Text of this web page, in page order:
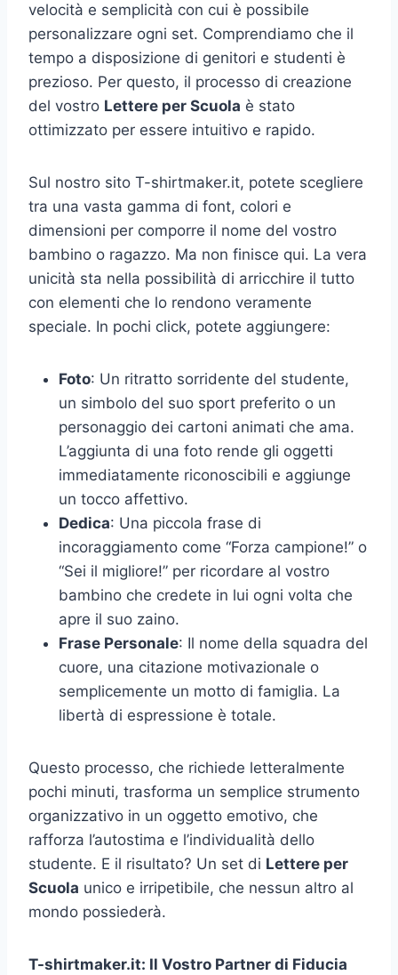
velocità e semplicità con cui è possibile
personalizzare ogni set. Comprendiamo che il
tempo a disposizione di genitori e studenti è
prezioso. Per questo, il processo di creazione
del vostro Lettere per Scuola è stato
ottimizzato per essere intuitivo e rapido.
Sul nostro sito T-shirtmaker.it, potete scegliere
tra una vasta gamma di font, colori e
dimensioni per comporre il nome del vostro
bambino o ragazzo. Ma non finisce qui. La vera
unicità sta nella possibilità di arricchire il tutto
con elementi che lo rendono veramente
speciale. In pochi click, potete aggiungere:
Foto: Un ritratto sorridente del studente,
un simbolo del suo sport preferito o un
personaggio dei cartoni animati che ama.
L’aggiunta di una foto rende gli oggetti
immediatamente riconoscibili e aggiunge
un tocco affettivo.
Dedica: Una piccola frase di
incoraggiamento come “Forza campione!” o
“Sei il migliore!” per ricordare al vostro
bambino che credete in lui ogni volta che
apre il suo zaino.
Frase Personale: Il nome della squadra del
cuore, una citazione motivazionale o
semplicemente un motto di famiglia. La
libertà di espressione è totale.
Questo processo, che richiede letteralmente
pochi minuti, trasforma un semplice strumento
organizzativo in un oggetto emotivo, che
rafforza l’autostima e l’individualità dello
studente. E il risultato? Un set di Lettere per
Scuola unico e irripetibile, che nessun altro al
mondo possiederà.
T-shirtmaker.it: Il Vostro Partner di Fiducia